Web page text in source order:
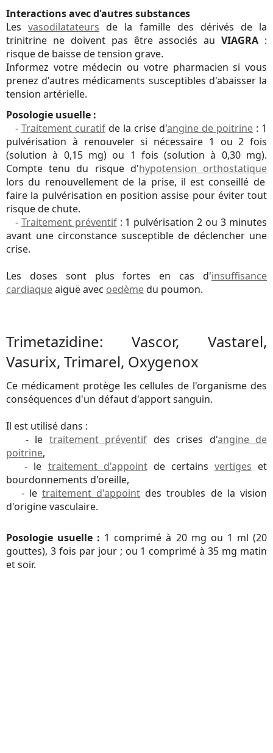
Interactions avec d'autres substances
Lesvasodilatateurs de la famille des dérivés de la
trinitrine ne doivent pas être associés auVIAGRA :
risque de baisse de tension grave.
Informez votre médecin ou votre pharmacien si vous
prenez d'autres médicaments susceptibles d'abaisser la
tension artérielle.
Posologie usuelle :
- Traitement curatif de la crise d'angine de poitrine : 1
pulvérisation à renouveler si nécessaire 1 ou 2 fois
(solution à 0,15 mg) ou 1 fois (solution à 0,30 mg).
Compte tenu du risque d'hypotension orthostatique
lors du renouvellement de la prise, il est conseillé de
faire la pulvérisation en position assise pour éviter tout
risque de chute.
- Traitement préventif: 1 pulvérisation 2 ou 3 minutes
avant une circonstance susceptible de déclencher une
crise.
Les doses sont plus fortes en cas d'insuffisance
cardiaqueaiguë avec oedèmedu poumon.
Trimetazidine: Vascor, Vastarel,
Vasurix, Trimarel, Oxygenox
Ce médicament protège les cellules de l'organisme des
conséquences d'un défaut d'apport sanguin.
Il est utilisé dans :
- le traitement préventif des crises d'angine de
poitrine,
- le traitement d'appointde certains vertiges et
bourdonnements d'oreille,
- le traitement d'appoint des troubles de la vision
d'origine vasculaire.
Posologie usuelle : 1 comprimé à 20 mg ou 1 ml (20
gouttes), 3 fois par jour ; ou 1 comprimé à 35 mg matin
et soir.